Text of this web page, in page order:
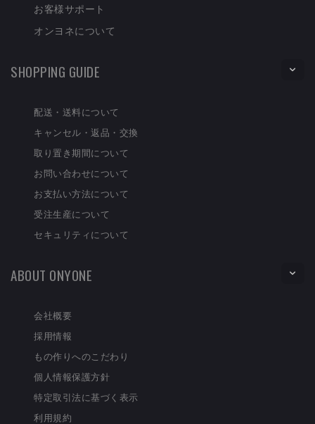
お客様サポート
オンヨネについて
SHOPPING GUIDE
配送・送料について
キャンセル・返品・交換
取り置き期間について
お問い合わせについて
お支払い方法について
受注生産について
セキュリティについて
ABOUT ONYONE
会社概要
採用情報
もの作りへのこだわり
個人情報保護方針
特定取引法に基づく表示
利用規約